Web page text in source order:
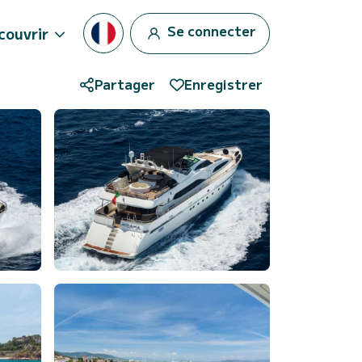
Se connecter
Partager Enregistrer